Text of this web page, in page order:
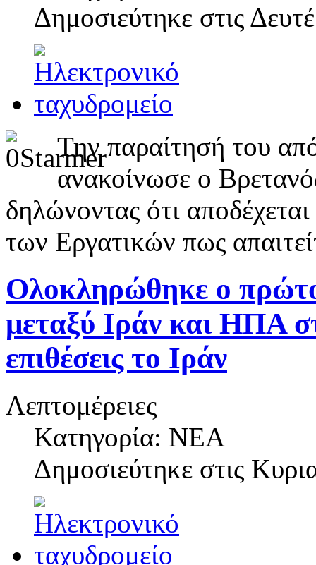
Δημοσιεύτηκε στις
Την παραίτησή του
ανακοίνωσε ο
δηλώνοντας ότι
των Εργατικών πως
Ολοκληρώθηκε ο
μεταξύ Ιράν και ΗΠΑ
επιθέσεις το Ιράν
Λεπτομέρειες
Κατηγορία: ΝΕΑ
Δημοσιεύτηκε στις